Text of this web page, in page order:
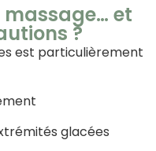
massage… et
?
est particulièrement
glacées